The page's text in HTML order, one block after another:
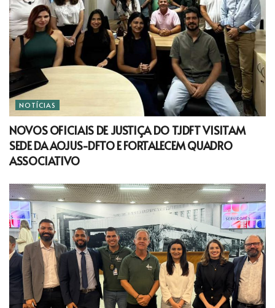
NOTÍCIAS
NOVOS OFICIAIS DE JUSTIÇA DO TJDFT VISITAM
SEDE DA AOJUS-DFTO E FORTALECEM QUADRO
ASSOCIATIVO